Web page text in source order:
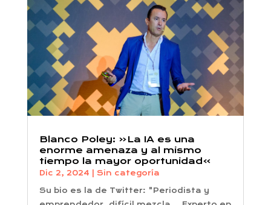
Blanco Poley: «La IA es una
enorme amenaza y al mismo
tiempo la mayor oportunidad»
Dic 2, 2024 Sin categoría
Su bio es la de Twitter: "Periodista y